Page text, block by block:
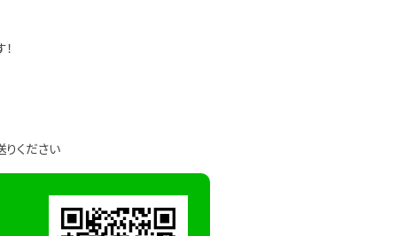
ください